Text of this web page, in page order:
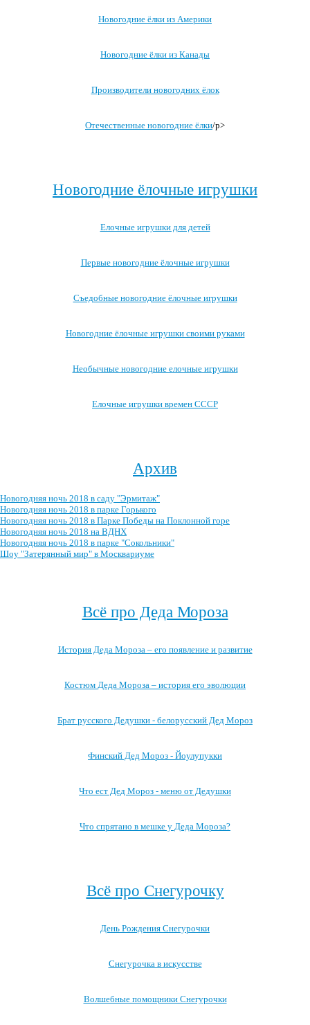
Новогодние ёлки из Америки
Новогодние ёлки из Канады
Производители новогодних ёлок
Отечественные новогодние ёлки/p>
Новогодние ёлочные игрушки
Елочные игрушки для детей
Первые новогодние ёлочные игрушки
Съедобные новогодние ёлочные игрушки
Новогодние ёлочные игрушки своими руками
Необычные новогодние елочные игрушки
Елочные игрушки времен СССР
Архив
Новогодняя ночь 2018 в саду "Эрмитаж"
Новогодняя ночь 2018 в парке Горького
Новогодняя ночь 2018 в Парке Победы на Поклонной горе
Новогодняя ночь 2018 на ВДНХ
Новогодняя ночь 2018 в парке "Сокольники"
Шоу "Затерянный мир" в Москвариуме
Всё про Деда Мороза
История Деда Мороза – его появление и развитие
Костюм Деда Мороза – история его эволюции
Брат русского Дедушки - белорусский Дед Мороз
Финский Дед Мороз - Йоулупукки
Что ест Дед Мороз - меню от Дедушки
Что спрятано в мешке у Деда Мороза?
Всё про Снегурочку
День Рождения Снегурочки
Снегурочка в искусстве
Волшебные помощники Снегурочки